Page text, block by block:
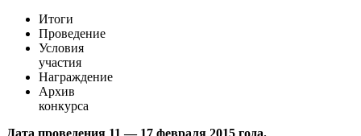
Итоги
Проведение
Условия
участия
Награждение
Архив
конкурса